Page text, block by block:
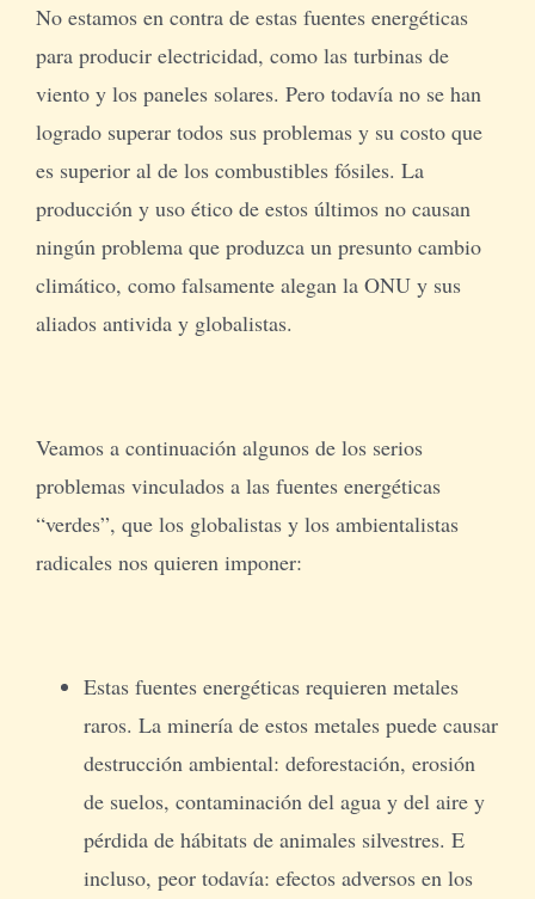
No estamos en contra de estas fuentes energéticas
para producir electricidad, como las turbinas de
viento y los paneles solares. Pero todavía no se han
logrado superar todos sus problemas y su costo que
es superior al de los combustibles fósiles. La
producción y uso ético de estos últimos no causan
ningún problema que produzca un presunto cambio
climático, como falsamente alegan la ONU y sus
aliados antivida y globalistas.
Veamos a continuación algunos de los serios
problemas vinculados a las fuentes energéticas
“verdes”, que los globalistas y los ambientalistas
radicales nos quieren imponer:
Estas fuentes energéticas requieren metales
raros. La minería de estos metales puede causar
destrucción ambiental: deforestación, erosión
de suelos, contaminación del agua y del aire y
pérdida de hábitats de animales silvestres. E
incluso, peor todavía: efectos adversos en los